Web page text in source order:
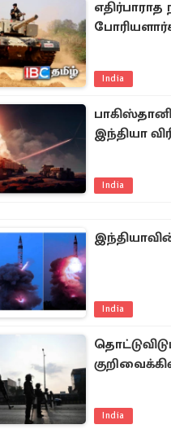
India
இந்தியா
India
India
India